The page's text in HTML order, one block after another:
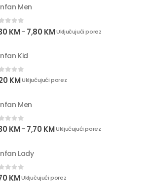
Men
of 5
KM– 7,80 KMUključujući porez
Kid
of 5
KMUključujući porez
Men
of 5
KM– 7,70 KMUključujući porez
Lady
of 5
KMUključujući porez